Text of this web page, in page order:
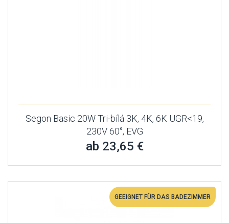
Segon Basic 20W Tri-bílá 3K, 4K, 6K UGR<19,
230V 60°, EVG
ab 23,65 €
GEEIGNET FÜR DAS BADEZIMMER